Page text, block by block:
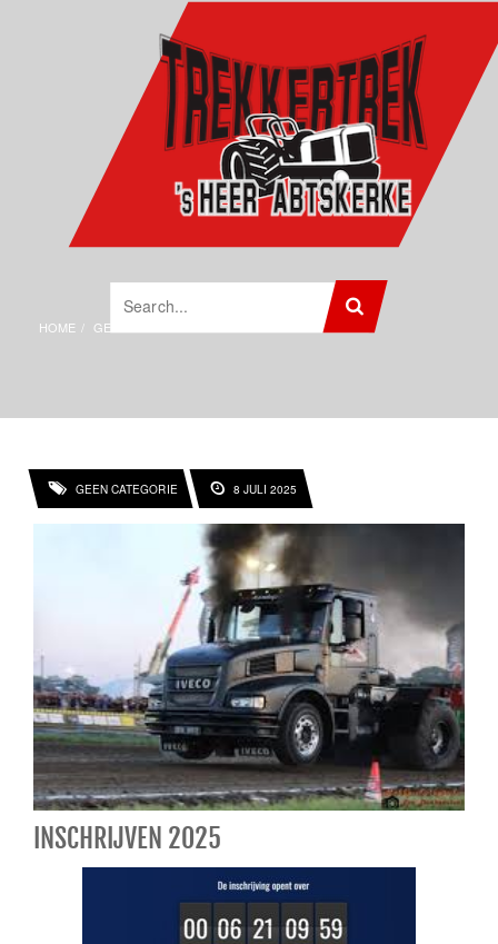
HOME GEEN CATEGORIE INSCHRIJVEN 2025
GEEN CATEGORIE 8 JULI 2025
INSCHRIJVEN 2025